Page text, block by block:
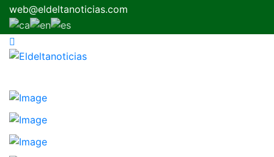
web@eldeltanoticias.com